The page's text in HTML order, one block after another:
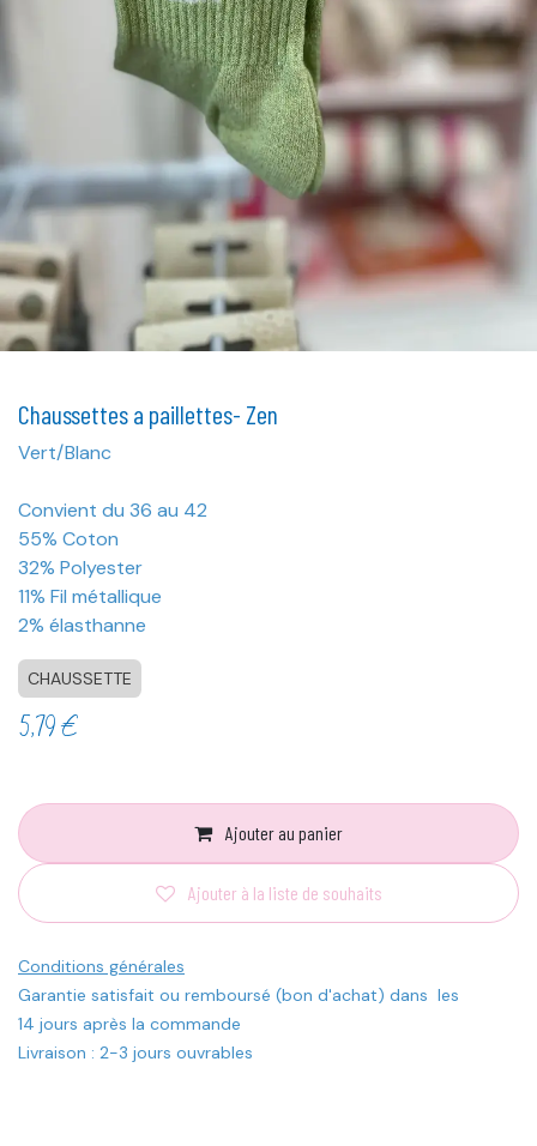
Chaussettes a paillettes- Zen
Vert/Blanc
Convient du 36 au 42
55% Coton
32% Polyester
11% Fil métallique
2% élasthanne
CHAUSSETTE
5,79€
Ajouter au panier
Ajouter à la liste de souhaits
Conditions générales
Garantie satisfait ou remboursé (bon d'achat) dans les
14 jours après la commande
Livraison : 2-3 jours ouvrables